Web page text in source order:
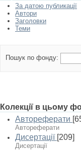
За датою публикації
Автори
Заголовки
Теми
Пошук по фонду:
Колекції в цьому
Автореферати
Автореферати
Дисертації [209]
Дисертації